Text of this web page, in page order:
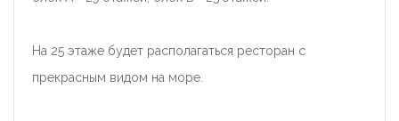
На 25 этаже будет располагаться ресторан с
прекрасным видом на море.